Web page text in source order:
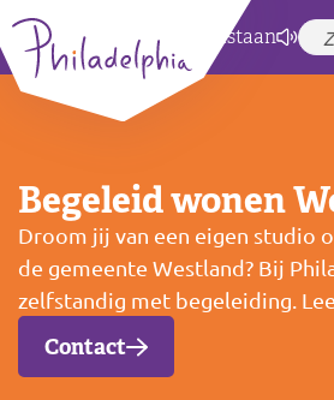
Zet hoog contrastaan
Begeleid wonen
Droom jij van een eigen studio
de gemeente Westland? Bij
zelfstandig met begeleiding.
Contact